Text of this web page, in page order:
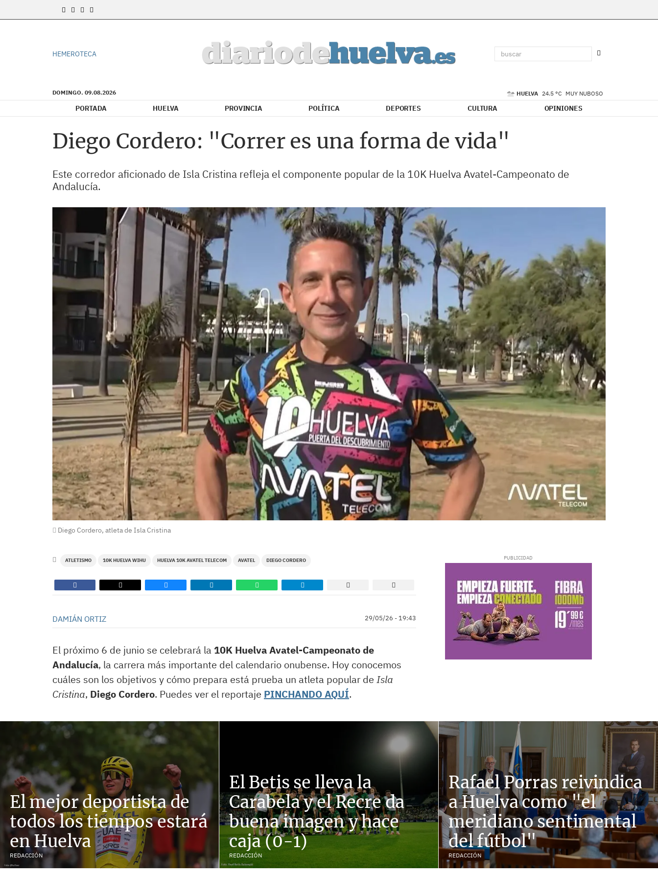
HEMEROTECA
DOMINGO. 09.08.2026 HUELVA 24.5 °C MUY NUBOSO
PORTADA HUELVA PROVINCIA POLÍTICA DEPORTES CULTURA OPINIONES
Diego Cordero: "Correr es una forma de vida"
Este corredor aficionado de Isla Cristina refleja el componente popular de la 10K Huelva Avatel-Campeonato de
Andalucía.
Diego Cordero, atleta de Isla Cristina
ATLETISMO 10K HUELVA WIHU HUELVA 10K AVATEL TELECOM AVATEL DIEGO CORDERO
DAMIÁN ORTIZ 29/05/26 - 19:43
El próximo 6 de junio se celebrará la 10K Huelva Avatel-Campeonato de
Andalucía, la carrera más importante del calendario onubense. Hoy conocemos
cuáles son los objetivos y cómo prepara está prueba un atleta popular de Isla
Cristina, Diego Cordero. Puedes ver el reportaje PINCHANDO AQUÍ.
El mejor deportista de
todos los tiempos estará
en Huelva
REDACCIÓN
El Betis se lleva la
Carabela y el Recre da
buena imagen y hace
caja (0-1)
REDACCIÓN
Rafael Porras reivindica
a Huelva como "el
meridiano sentimental
del fútbol"
REDACCIÓN